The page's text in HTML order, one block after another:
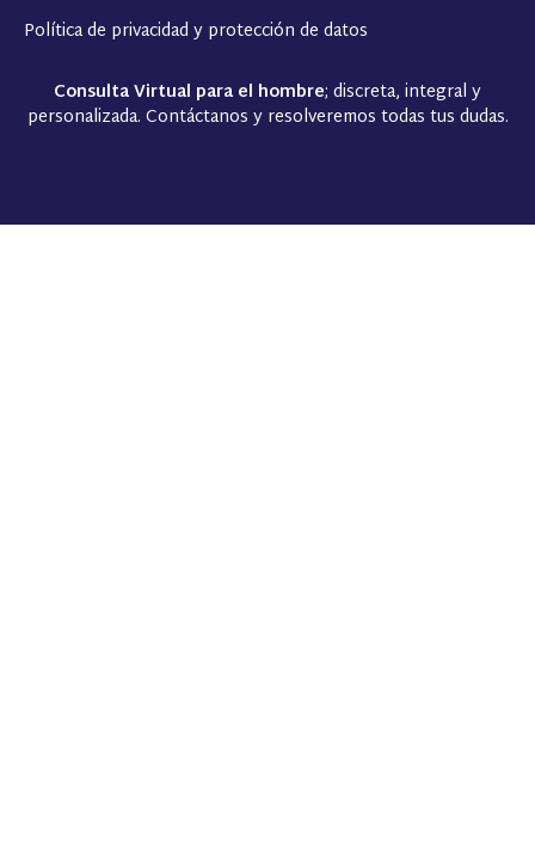
Política de privacidad y protección de datos
Consulta Virtual para el hombre; discreta, integral y
personalizada. Contáctanos y resolveremos todas tus dudas.